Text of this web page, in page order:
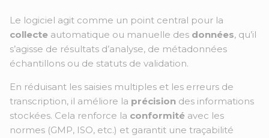
Le logiciel agit comme un point central pour la
collecte automatique ou manuelle des données, qu’il
s’agisse de résultats d’analyse, de métadonnées
échantillons ou de statuts de validation.
En réduisant les saisies multiples et les erreurs de
transcription, il améliore la précision des informations
stockées. Cela renforce la conformité avec les
normes (GMP, ISO, etc.) et garantit une traçabilité